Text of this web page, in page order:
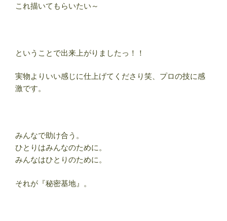
これ描いてもらいたい～
ということで出来上がりましたっ！！
実物よりいい感じに仕上げてくださり笑、プロの技に感
激です。
みんなで助け合う。
ひとりはみんなのために。
みんなはひとりのために。
それが『秘密基地』。